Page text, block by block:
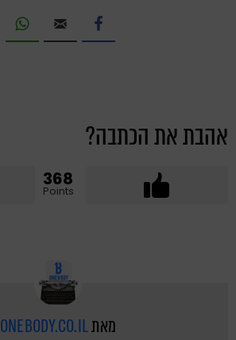
אהבת את הכתבה?
368
Points
מאתONEBODY.CO.IL